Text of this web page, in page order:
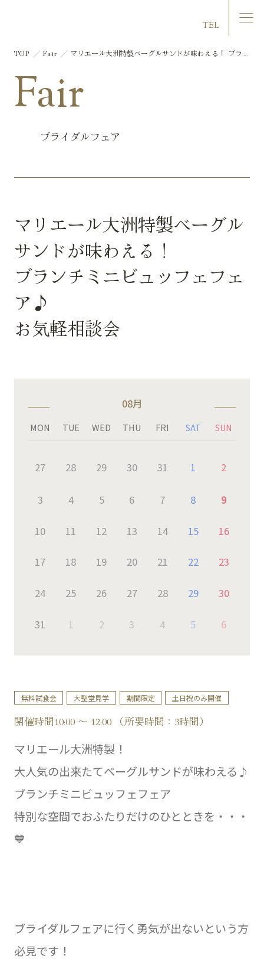
TEL
Fair
ブライダルフェア
TOP Fair
マリエール大洲特製ベーグルサンドが味わえる！ ブラン
マリエール大洲特製ベーグル
サンドが味わえる！
ブランチミニビュッフェフェ
ア♪
お気軽相談会
08月
MON TUE WED THU FRI SAT SUN
27 28 29 30 31 1 2
3 4 5 6 7 8 9
10 11 12 13 14 15 16
17 18 19 20 21 22 23
24 25 26 27 28 29 30
31 1 2 3 4 5 6
無料試食会 大聖堂見学 期間限定 土日祝のみ開催
開催時間10:00 ～ 12:00 （所要時間：3時間）
マリエール大洲特製！
大人気の出来たてベーグルサンドが味わえる♪
ブランチミニビュッフェフェア
特別な空間でおふたりだけのひとときを・・・
💙
ブライダルフェアに行く勇気が出ないという方
必見です！